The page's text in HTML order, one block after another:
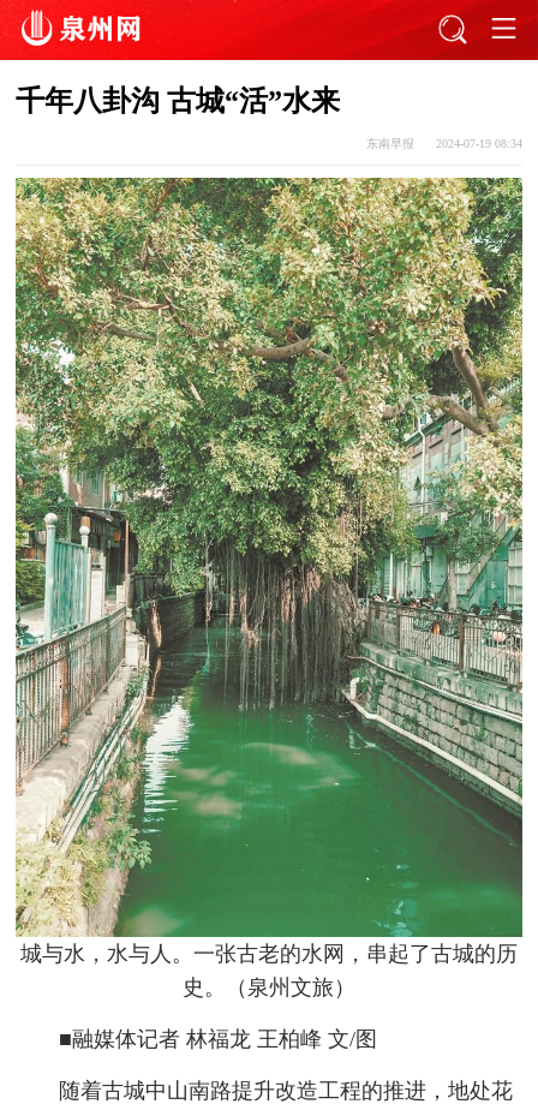
千年八卦沟 古城“活”水来
东南早报 2024-07-19 08:34
城与水，水与人。一张古老的水网，串起了古城的历
史。（泉州文旅）
■融媒体记者 林福龙 王柏峰 文/图
随着古城中山南路提升改造工程的推进，地处花